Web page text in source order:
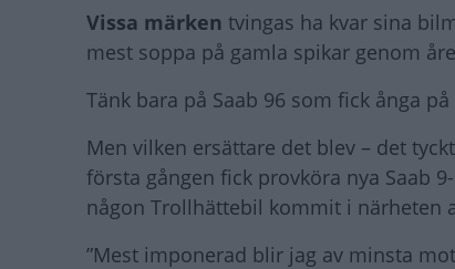
Vissa märken tvingas ha kvar sina
mest soppa på gamla spikar genom
Tänk bara på Saab 96 som fick ånga
Men vilken ersättare det blev – det
första gången fick provköra nya Saab
någon Trollhättebil kommit i närheten
”Mest imponerad blir jag av minsta